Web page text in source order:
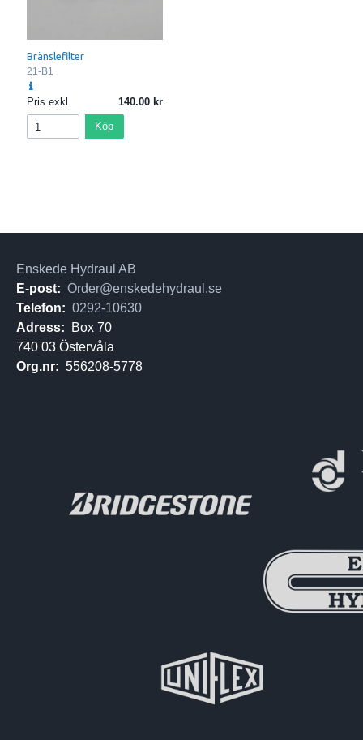
Bränslefilter
21-B1
Pris exkl. 140.00
Köp
Enskede Hydraul AB
E-post: Order@enskedehydraul.se
Telefon: 0292-10630
Adress:
Box 70
740 03 Östervåla
Org.nr: 556208-5778